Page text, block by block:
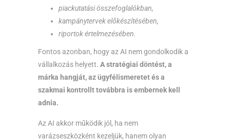
piackutatási összefoglalókban,
kampánytervek előkészítésében,
riportok értelmezésében.
Fontos azonban, hogy az AI nem gondolkodik a
vállalkozás helyett. A stratégiai döntést, a
márka hangját, az ügyfélismeretet és a
szakmai kontrollt továbbra is embernek kell
adnia.
Az AI akkor működik jól, ha nem
varázseszközként kezeljük, hanem olyan